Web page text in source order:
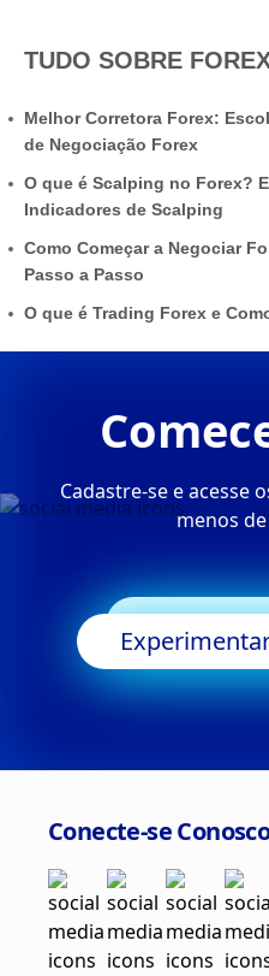
TUDO SOBRE
Melhor Corretora Forex:
de Negociação Forex
O que é Scalping no Forex?
Indicadores de Scalping
Como Começar a Negociar
Passo a Passo
O que é Trading Forex e
Cadastre-se e acesse
menos
Começar
Conecte-se